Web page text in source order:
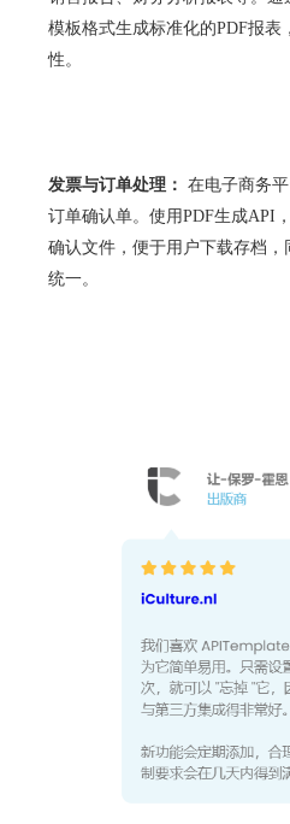
模板格式生成标准化的PDF报
性。
发票与订单处理： 在电子商务
订单确认单。使用PDF生成API
确认文件，便于用户下载存档
统一。